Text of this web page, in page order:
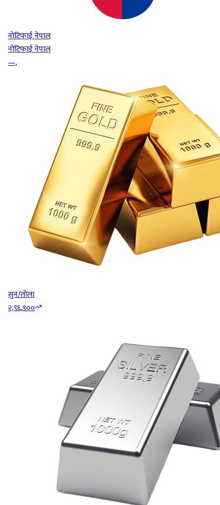
नोटिफाई नेपाल
नोटिफाई नेपाल
—,
सुन/तोला
२,९६,९००